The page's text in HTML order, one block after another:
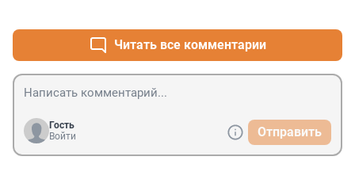
Читать все комментарии
Гость
Войти
Отправить